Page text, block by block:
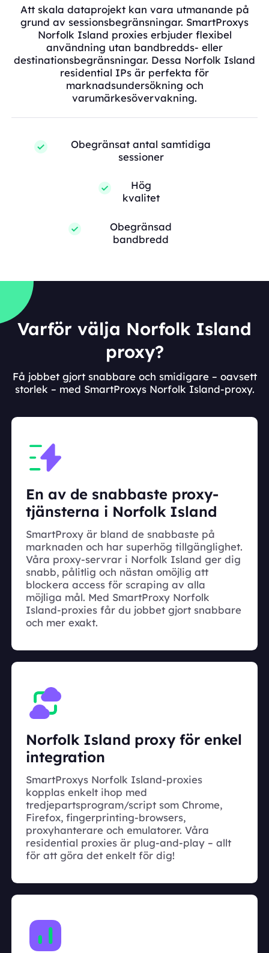
Att skala dataprojekt kan vara utmanande på
grund av sessionsbegränsningar. SmartProxys
Norfolk Island proxies erbjuder flexibel
användning utan bandbredds- eller
destinationsbegränsningar. Dessa Norfolk Island
residential IPs är perfekta för
marknadsundersökning och
varumärkesövervakning.
Obegränsat antal samtidiga
sessioner
Hög
kvalitet
Obegränsad
bandbredd
Varför välja Norfolk Island
proxy?
Få jobbet gjort snabbare och smidigare – oavsett
storlek – med SmartProxys Norfolk Island-proxy.
En av de snabbaste proxy-
tjänsterna i Norfolk Island
SmartProxy är bland de snabbaste på
marknaden och har superhög tillgänglighet.
Våra proxy-servrar i Norfolk Island ger dig
snabb, pålitlig och nästan omöjlig att
blockera access för scraping av alla
möjliga mål. Med SmartProxy Norfolk
Island-proxies får du jobbet gjort snabbare
och mer exakt.
Norfolk Island proxy för enkel
integration
SmartProxys Norfolk Island-proxies
kopplas enkelt ihop med
tredjepartsprogram/script som Chrome,
Firefox, fingerprinting-browsers,
proxyhanterare och emulatorer. Våra
residential proxies är plug-and-play – allt
för att göra det enkelt för dig!